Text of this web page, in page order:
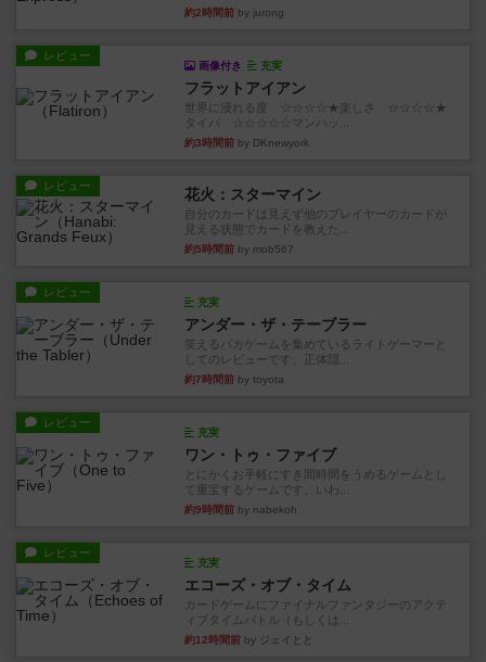
約2時間前 by jurong
レビュー
画像付き 充実
フラットアイアン
世界に浸れる度 ☆☆☆☆★楽しさ ☆☆☆☆★
タイパ ☆☆☆☆☆マンハッ...
約3時間前 by DKnewyork
レビュー 花火：スターマイン
自分のカードは見えず他のプレイヤーのカードが
見える状態でカードを教えた...
約5時間前 by mob567
レビュー
充実
アンダー・ザ・テーブラー
笑えるバカゲームを集めているライトゲーマーと
してのレビューです。正体隠...
約7時間前 by toyota
レビュー
充実
ワン・トゥ・ファイブ
とにかくお手軽にすき間時間をうめるゲームとし
て重宝するゲームです。いわ...
約9時間前 by nabekoh
レビュー
充実
エコーズ・オブ・タイム
カードゲームにファイナルファンタジーのアクテ
ィブタイムバトル（もしくは...
約12時間前 by ジェイとと